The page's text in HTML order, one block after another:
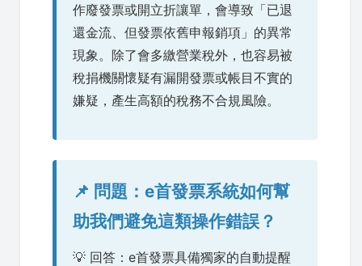
作廢發票或開立折讓單，會導致「已退
還金流、但發票依舊申報銷項」的異常
現象。除了會多繳營業稅外，也容易被
稅捐機關懷疑有漏開發票或帳目不實的
嫌疑，產生高額的稅務不合規風險。
📌 問題：e首發票系統如何幫
助我們避免這類操作錯誤？
💡 回答：e首發票具備獨家的自動提醒